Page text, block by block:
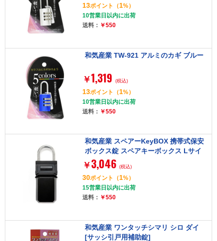
13ポイント （1%）
10営業日以内に出荷
送料： ￥550
和気産業 TW-921 アルミのカギ ブルー
￥1,319 (税込)
13ポイント （1%）
10営業日以内に出荷
送料： ￥550
和気産業 スペアーKeyBOX 携帯式保安
ボックス錠 スペアキーボックス Lサイ
ズ
￥ 3,046 (税込)
30ポイント （1%）
15営業日以内に出荷
送料： ￥550
和気産業 ワンタッチシマリ シロ ダイ
[サッシ引戸用補助錠]